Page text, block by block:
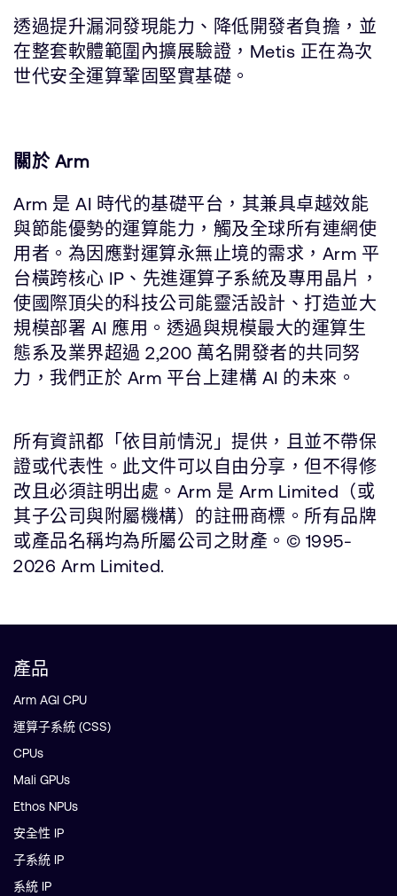
透過提升漏洞發現能力、降低開發者負擔，並
在整套軟體範圍內擴展驗證，Metis 正在為次
世代安全運算鞏固堅實基礎。
關於 Arm
Arm 是 AI 時代的基礎平台，其兼具卓越效能
與節能優勢的運算能力，觸及全球所有連網使
用者。為因應對運算永無止境的需求，Arm 平
台橫跨核心 IP、先進運算子系統及專用晶片，
使國際頂尖的科技公司能靈活設計、打造並大
規模部署 AI 應用。透過與規模最大的運算生
態系及業界超過 2,200 萬名開發者的共同努
力，我們正於 Arm 平台上建構 AI 的未來。
所有資訊都「依目前情況」提供，且並不帶保
證或代表性。此文件可以自由分享，但不得修
改且必須註明出處。Arm 是 Arm Limited（或
其子公司與附屬機構）的註冊商標。所有品牌
或產品名稱均為所屬公司之財產。© 1995-
2026 Arm Limited.
產品
Arm AGI CPU
運算子系統 (CSS)
CPUs
Mali GPUs
Ethos NPUs
安全性 IP
子系統 IP
系統 IP